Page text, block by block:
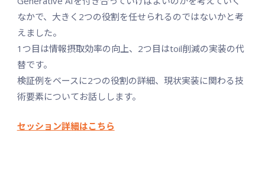
なかで、大きく2つの役割を任せられるのではないかと考
えました。
1つ目は情報摂取効率の向上、2つ目はtoil削減の実装の代
替です。
検証例をベースに2つの役割の詳細、現状実装に関わる技
術要素についてお話しします。
セッション詳細はこちら